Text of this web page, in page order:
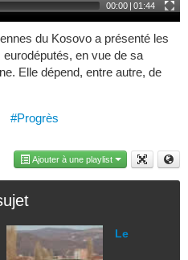
00:00 | 01:44
du Kosovo a présenté les
en vue de sa
Elle dépend, entre autre, de
#Progrès
Ajouter à une playlist
Le